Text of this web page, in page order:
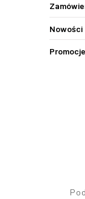
Nowości
Promocje